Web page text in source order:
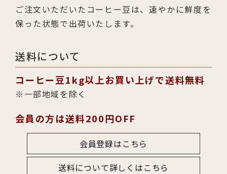
ご注文いただいたコーヒー豆は、速やかに鮮度を
保った状態で出荷いたします。
送料について
コーヒー豆1kg以上お買い上げで送料無料
一部地域を除く
会員の方は送料200円OFF
会員登録はこちら
送料について詳しくはこちら